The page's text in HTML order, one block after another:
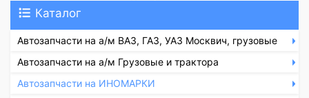
Каталог
Автозапчасти на а/м ВАЗ, ГАЗ, УАЗ Москвич, грузовые
Автозапчасти на а/м Грузовые и трактора
Автозапчасти на ИНОМАРКИ